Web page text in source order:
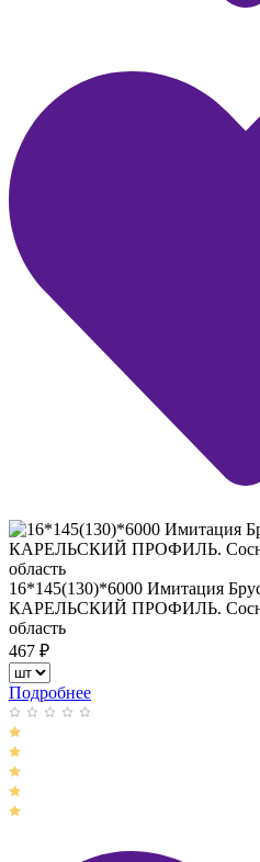
16*145(130)*6000 Имитация
КАРЕЛЬСКИЙ ПРОФИЛЬ.
область
467 ₽
Подробнее